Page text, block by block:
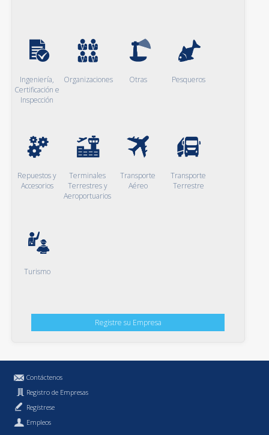
Ingeniería,
Certificación e
Inspección
Organizaciones Otras Pesqueros
Repuestos y
Accesorios
Terminales
Terrestres y
Aeroportuarios
Transporte
Aéreo
Transporte
Terrestre
Turismo
Registre su Empresa
Contáctenos
Registro de Empresas
Regístrese
Empleos